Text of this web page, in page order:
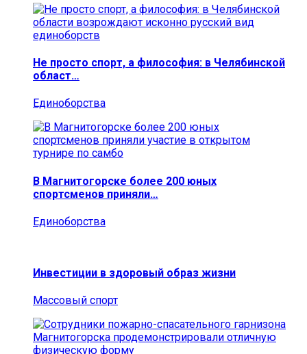
Не просто спорт, а философия: в Челябинской
област…
Единоборства
В Магнитогорске более 200 юных
спортсменов приняли…
Единоборства
Инвестиции в здоровый образ жизни
Массовый спорт